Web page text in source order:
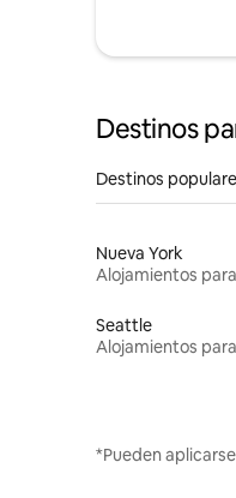
Destinos
Destinos
Nueva York
Seattle
*Pueden